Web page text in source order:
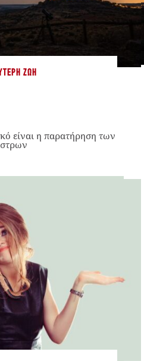
ΖΩΉ
είναι η παρατήρηση των